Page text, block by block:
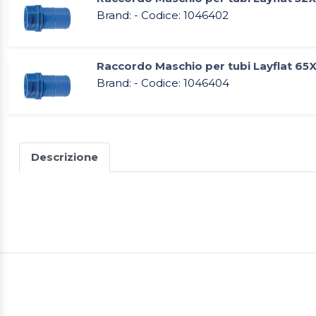
Brand: - Codice: 1046402
Raccordo Maschio per tubi Layflat
Brand: - Codice: 1046404
Descrizione